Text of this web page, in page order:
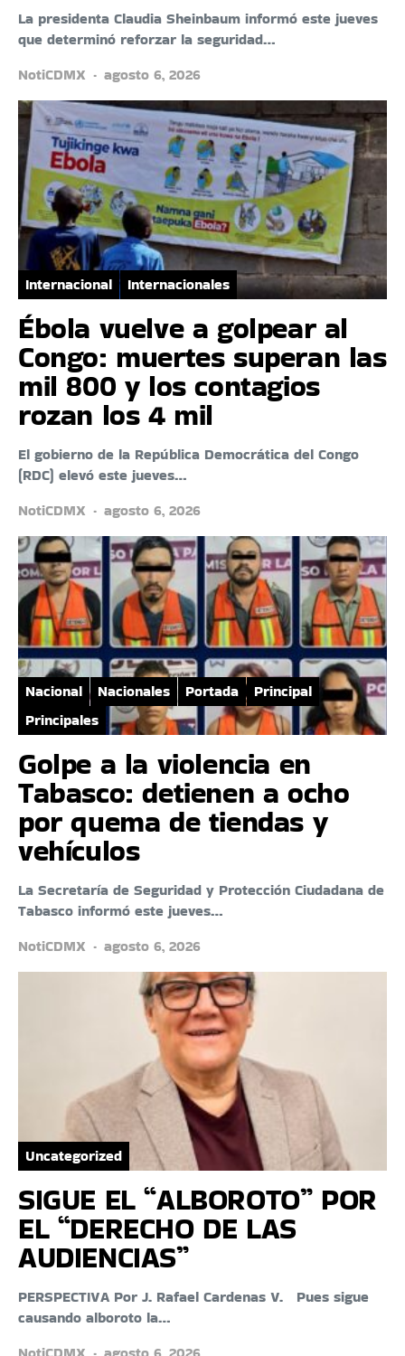
La presidenta Claudia Sheinbaum informó este jueves
que determinó reforzar la seguridad…
NotiCDMX
agosto 6, 2026
Internacional Internacionales
Ébola vuelve a golpear al
Congo: muertes superan las
mil 800 y los contagios
rozan los 4 mil
El gobierno de la República Democrática del Congo
(RDC) elevó este jueves…
NotiCDMX
agosto 6, 2026
Nacional Nacionales Portada
Principal
Principales
Golpe a la violencia en
Tabasco: detienen a ocho
por quema de tiendas y
vehículos
La Secretaría de Seguridad y Protección Ciudadana de
Tabasco informó este jueves…
NotiCDMX
agosto 6, 2026
Uncategorized
SIGUE EL “ALBOROTO” POR
EL “DERECHO DE LAS
AUDIENCIAS”
PERSPECTIVA Por J. Rafael Cardenas V. Pues sigue
causando alboroto la…